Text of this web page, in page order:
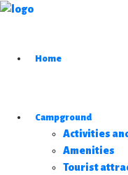
Home
Campground
Activities
Amenities
Tourist